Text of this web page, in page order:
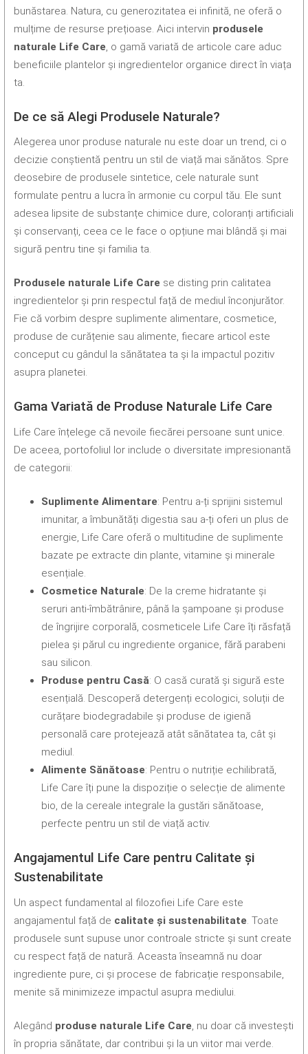
bunăstarea. Natura, cu generozitatea ei infinită, ne oferă o
mulțime de resurse prețioase. Aici intervin produsele
naturale Life Care , o gamă variată de articole care aduc
beneficiile plantelor și ingredientelor organice direct în viața
ta.
De ce să Alegi Produsele Naturale?
Alegerea unor produse naturale nu este doar un trend, ci o
decizie conștientă pentru un stil de viață mai sănătos. Spre
deosebire de produsele sintetice, cele naturale sunt
formulate pentru a lucra în armonie cu corpul tău. Ele sunt
adesea lipsite de substanțe chimice dure, coloranți artificiali
și conservanți, ceea ce le face o opțiune mai blândă și mai
sigură pentru tine și familia ta.
Produsele naturale Life Care se disting prin calitatea
ingredientelor și prin respectul față de mediul înconjurător.
Fie că vorbim despre suplimente alimentare, cosmetice,
produse de curățenie sau alimente, fiecare articol este
conceput cu gândul la sănătatea ta și la impactul pozitiv
asupra planetei.
Gama Variată de Produse Naturale Life Care
Life Care înțelege că nevoile fiecărei persoane sunt unice.
De aceea, portofoliul lor include o diversitate impresionantă
de categorii:
Suplimente Alimentare: Pentru a-ți sprijini sistemul
imunitar, a îmbunătăți digestia sau a-ți oferi un plus de
energie, Life Care oferă o multitudine de suplimente
bazate pe extracte din plante, vitamine și minerale
esențiale.
Cosmetice Naturale: De la creme hidratante și
seruri anti-îmbătrânire, până la șampoane și produse
de îngrijire corporală, cosmeticele Life Care îți răsfață
pielea și părul cu ingrediente organice, fără parabeni
sau silicon.
Produse pentru Casă: O casă curată și sigură este
esențială. Descoperă detergenți ecologici, soluții de
curățare biodegradabile și produse de igienă
personală care protejează atât sănătatea ta, cât și
mediul.
Alimente Sănătoase: Pentru o nutriție echilibrată,
Life Care îți pune la dispoziție o selecție de alimente
bio, de la cereale integrale la gustări sănătoase,
perfecte pentru un stil de viață activ.
Angajamentul Life Care pentru Calitate și
Sustenabilitate
Un aspect fundamental al filozofiei Life Care este
angajamentul față de calitate și sustenabilitate . Toate
produsele sunt supuse unor controale stricte și sunt create
cu respect față de natură. Aceasta înseamnă nu doar
ingrediente pure, ci și procese de fabricație responsabile,
menite să minimizeze impactul asupra mediului.
Alegând produse naturale Life Care , nu doar că investești
în propria sănătate, dar contribui și la un viitor mai verde.